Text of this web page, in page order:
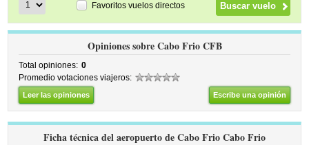
Favoritos vuelos directos
Opiniones sobre Cabo Frio CFB
Total opiniones: 0
Promedio votaciones viajeros:
Leer las opiniones Escribe una opinión
Ficha técnica del aeropuerto de Cabo Frio Cabo Frio